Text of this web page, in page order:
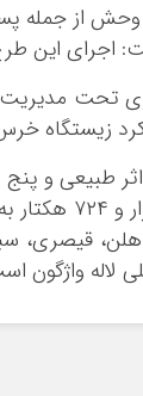
وحش از جمله
این طرح
و بختیاری
زیستگاه
و ۸۴۴ هکتار و
قیصری،
واژگون